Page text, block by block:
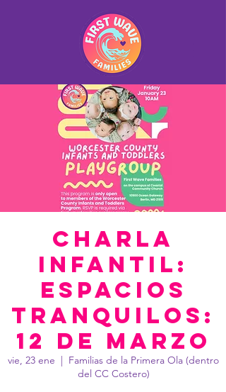
Charla
Infantil:
Espacios
Tranquilos:
12 de marzo
vie, 23 ene
  |
Familias de la Primera Ola (dentro
del CC Costero)